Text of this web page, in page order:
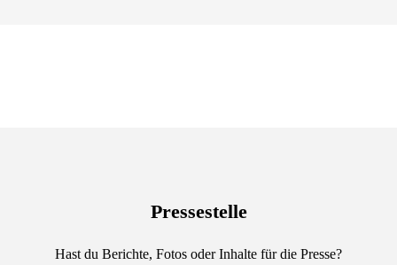
Pressestelle
Hast du Berichte, Fotos oder Inhalte für die Presse?